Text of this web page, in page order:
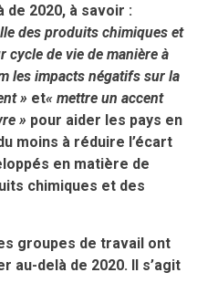
de 2020, à savoir :
des produits chimiques et
cycle de vie de manière à
les impacts négatifs sur la
» et« mettre un accent
» pour aider les pays en
moins à réduire l’écart
en matière de
chimiques et des
groupes de travail ont
delà de 2020. Il s’agit